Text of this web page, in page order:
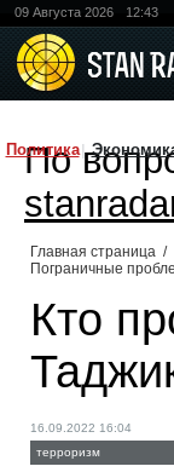
09 Августа 2026 12:43
Политика
По
Главная страница /
Пограничные
Кто
16.09.2022 16:04
терроризм